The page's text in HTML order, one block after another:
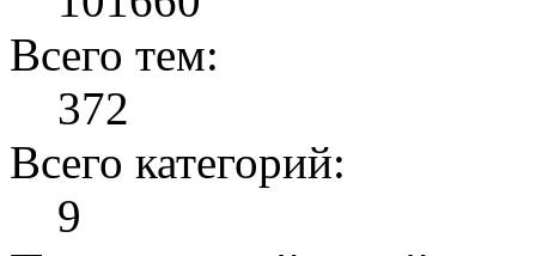
Всего тем:
372
Всего категорий:
9